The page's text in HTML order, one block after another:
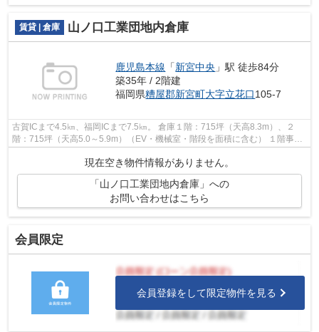
賃貸 | 倉庫 山ノ口工業団地内倉庫
鹿児島本線 「新宮中央 」駅 徒歩84分
築35年 / 2階建
福岡県糟屋郡新宮町大字立花口105-7
古賀ICまで4.5㎞、福岡ICまで7.5㎞。 倉庫１階：715坪（天高8.3m）、２
階：715坪（天高5.0～5.9m）（EV・機械室・階段を面積に含む） １階事務
現在空き物件情報がありません。
「山ノ口工業団地内倉庫」への
お問い合わせはこちら
会員限定
会員登録をして限定物件を見る